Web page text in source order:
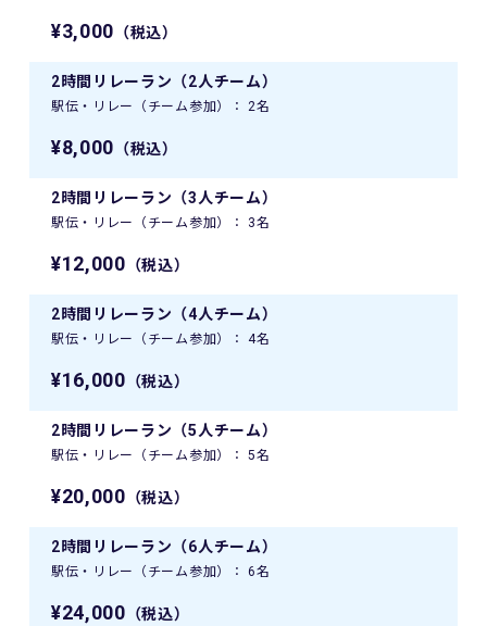
¥3,000 （税込）
2時間リレーラン（2人チーム）
駅伝・リレー（チーム参加）： 2名
¥8,000 （税込）
2時間リレーラン（3人チーム）
駅伝・リレー（チーム参加）： 3名
¥12,000 （税込）
2時間リレーラン（4人チーム）
駅伝・リレー（チーム参加）： 4名
¥16,000 （税込）
2時間リレーラン（5人チーム）
駅伝・リレー（チーム参加）： 5名
¥20,000 （税込）
2時間リレーラン（6人チーム）
駅伝・リレー（チーム参加）： 6名
¥24,000 （税込）